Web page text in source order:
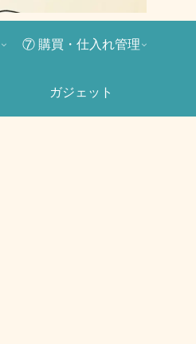
⑦ 購買・仕入れ管理
ガジェット